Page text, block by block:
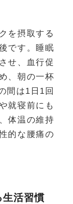
を摂取する
です。睡眠
せ、血行促
、朝の一杯
間は1日1回
就寝前にも
体温の維持
的な腰痛の
活習慣